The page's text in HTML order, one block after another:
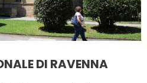
DI RAVENNA